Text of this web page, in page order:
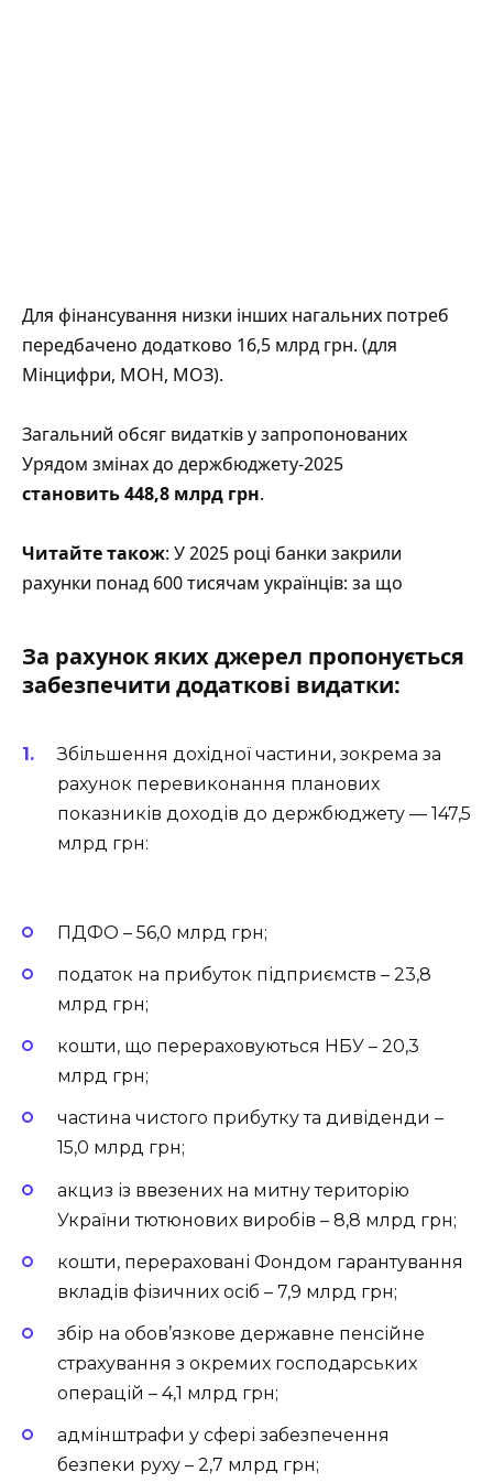
Для фінансування низки інших нагальних потреб
передбачено додатково 16,5 млрд грн. (для
Мінцифри, МОН, МОЗ).
Загальний обсяг видатків у запропонованих
Урядом змінах до держбюджету-2025
становить 448,8 млрд грн.
Читайте також: У 2025 році банки закрили
рахунки понад 600 тисячам українців: за що
За рахунок яких джерел пропонується
забезпечити додаткові видатки:
Збільшення дохідної частини, зокрема за
рахунок перевиконання планових
показників доходів до держбюджету — 147,5
млрд грн:
ПДФО – 56,0 млрд грн;
податок на прибуток підприємств – 23,8
млрд грн;
кошти, що перераховуються НБУ – 20,3
млрд грн;
частина чистого прибутку та дивіденди –
15,0 млрд грн;
акциз із ввезених на митну територію
України тютюнових виробів – 8,8 млрд грн;
кошти, перераховані Фондом гарантування
вкладів фізичних осіб – 7,9 млрд грн;
збір на обов’язкове державне пенсійне
страхування з окремих господарських
операцій – 4,1 млрд грн;
адмінштрафи у сфері забезпечення
безпеки руху – 2,7 млрд грн;